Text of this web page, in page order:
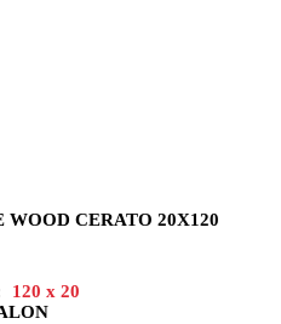
CERATO 20X120
120 x 20